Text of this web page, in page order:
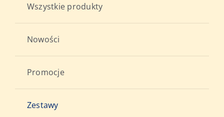
Wszystkie produkty
Nowości
Promocje
Zestawy